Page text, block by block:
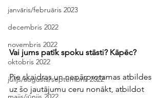
janvāris/februāris 2023
decembris 2022
novembris 2022
oktobris 2022
jūlijs/augusts/septembris 2022
Vai jums patīk spoku stāsti? Kāpēc?
Pie skaidras un nepārprotamas atbildes
uz šo jautājumu ceru nonākt, atbildot